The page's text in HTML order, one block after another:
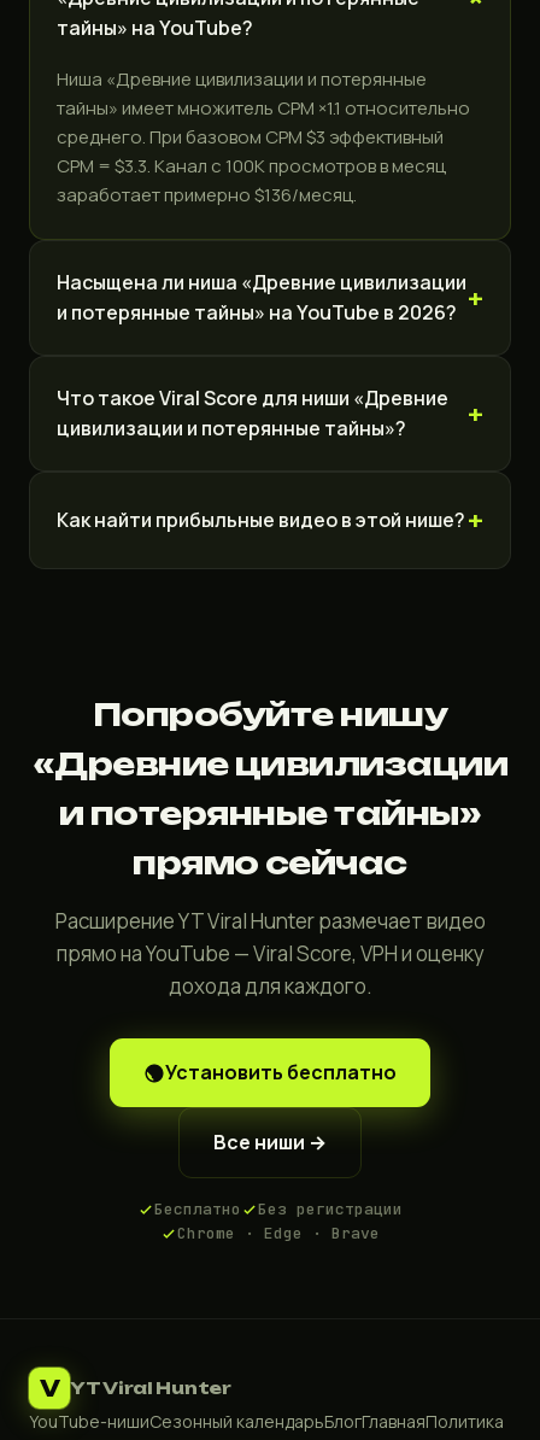
тайны» на YouTube?
Ниша «Древние цивилизации и потерянные
тайны» имеет множитель CPM ×1.1 относительно
среднего. При базовом CPM $3 эффективный
CPM = $3.3. Канал с 100K просмотров в месяц
заработает примерно $136/месяц.
Насыщена ли ниша «Древние цивилизации
и потерянные тайны» на YouTube в 2026?
Что такое Viral Score для ниши «Древние
цивилизации и потерянные тайны»?
Как найти прибыльные видео в этой нише?
Попробуйте нишу
«Древние цивилизации
и потерянные тайны»
прямо сейчас
Расширение YT Viral Hunter размечает видео
прямо на YouTube — Viral Score, VPH и оценку
дохода для каждого.
Установить бесплатно
Все ниши →
Бесплатно
Без регистрации
Chrome · Edge · Brave
V YT Viral Hunter
YouTube-нишиСезонный календарьБлогГлавнаяПолитика